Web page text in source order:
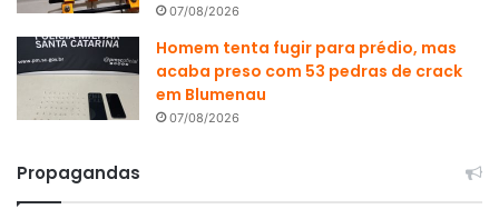
07/08/2026
Homem tenta fugir para prédio, mas
acaba preso com 53 pedras de crack
em Blumenau
07/08/2026
Propagandas